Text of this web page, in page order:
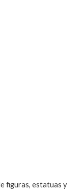
figuras, estatuas y